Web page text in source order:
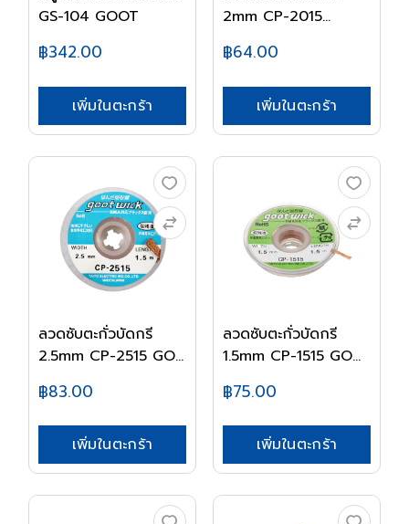
GS-104 GOOT
฿342.00
เพิ่มในตะกร้า
2mm CP-2015
฿64.00
เพิ่มในตะกร้า
ลวดซับตะกั่วบัดกรี
2.5mm CP-2515 GO...
฿83.00
เพิ่มในตะกร้า
ลวดซับตะกั่วบัดกรี
1.5mm CP-1515 GO...
฿75.00
เพิ่มในตะกร้า